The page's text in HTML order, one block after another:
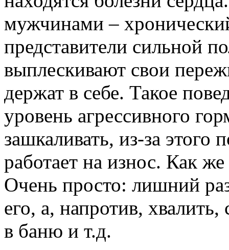
мужчинами –
представители сильной
выплескивают свои
держат в себе. Такое
уровень агрессивного
зашкаливать, из-за этого
работает на износ. Как
Очень просто: лишний
его, а, напротив,
в баню и т.д.